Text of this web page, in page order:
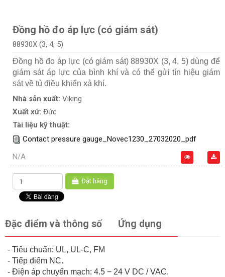
Đồng hồ đo áp lực (có giám sát)
88930X (3, 4, 5)
Đồng hồ đo áp lực (có giám sát) 88930X (3, 4, 5) dùng để
giám sát áp lực của bình khí và có thể gửi tín hiệu giám
sát về tủ điều khiển xả khí.
Nhà sản xuất: Viking
Xuất xứ: Đức
Tài liệu kỹ thuật:
Contact pressure gauge_Novec1230_27032020_pdf
N/A
Đặt hàng
Đặc điểm và thông số Ứng dụng
- Tiêu chuẩn: UL, UL-C, FM
- Tiếp điểm NC.
- Điện áp chuyển mạch: 4.5 − 24 V DC / VAC.